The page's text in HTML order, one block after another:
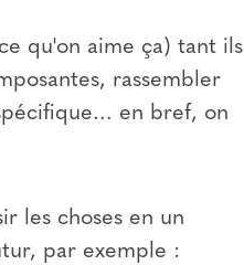
qu'on aime ça) tant ils
rassembler
en bref, on
les choses en un
par exemple :